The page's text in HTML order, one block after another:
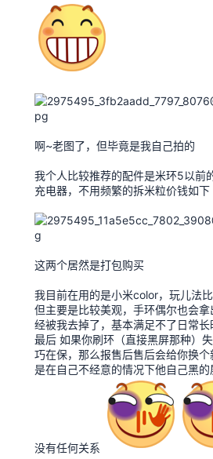
啊~老图了，但毕竟是我自己拍的
我个人比较推荐的配件是米环5以前
充电器，不用频繁的拆米粒价钱如下
这两个居然是打包购买
我目前在用的是小米color，玩儿法比
但主要是比较美观，手环偶尔也会
经被我去掉了，基本满足不了日常长
最后 如果你刷环（直接黑屏那种）
巧在保，那么报售后售后会给你换
是在自己不经意的情况下他自己黑
没有任何关系